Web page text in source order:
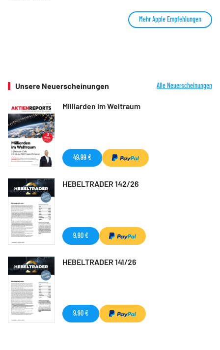
Mehr Apple Empfehlungen
Unsere Neuerscheinungen Alle Neuerscheinungen
Milliarden im Weltraum
49,99 €
HEBELTRADER 142/26
9,90 €
HEBELTRADER 141/26
9,90 €